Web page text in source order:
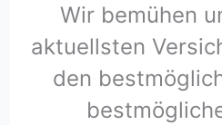
Wir bemühen
aktuellsten
den